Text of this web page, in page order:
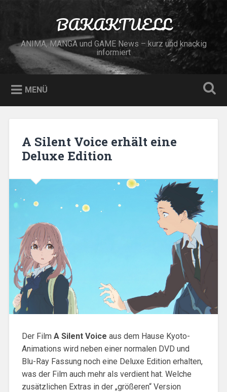
BAKAKTUELL
ANIMA, MANGA und GAME News – kurz und knackig
informiert
MENÜ
A Silent Voice erhält eine
Deluxe Edition
Der Film A Silent Voice aus dem Hause Kyoto-
Animations wird neben einer normalen DVD und
Blu-Ray Fassung noch eine Deluxe Edition erhalten,
was der Film auch mehr als verdient hat. Welche
zusätzlichen Extras in der „größeren“ Version